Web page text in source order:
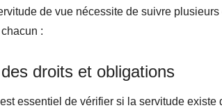
de vue nécessite de suivre
:
droits et obligations
essentiel de vérifier si la servitude